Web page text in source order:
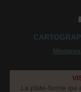
La plate-forme qui